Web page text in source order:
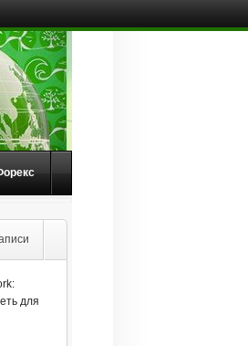
для